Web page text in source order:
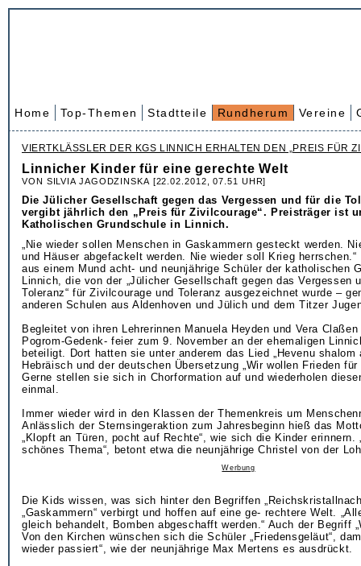
Home Top-Themen Stadtteile Rundherum Vereine
VIERTKLÄSSLER DER KGS LINNICH ERHALTEN DEN „PREIS FÜR
Linnicher Kinder für eine gerechte Welt
VON SILVIA JAGODZINSKA [22.02.2012, 07.51 UHR]
Die Jülicher Gesellschaft gegen das Vergessen und für die
vergibt jährlich den „Preis für Zivilcourage“. Preisträger ist
Katholischen Grundschule in Linnich.
„Nie wieder sollen Menschen in Gaskammern gesteckt werden.
und Häuser abgefackelt werden. Nie wieder soll Krieg herrschen.“
aus einem Mund acht- und neunjährige Schüler der katholischen
Linnich, die von der „Jülicher Gesellschaft gegen das Vergessen
Toleranz“ für Zivilcourage und Toleranz ausgezeichnet wurde –
anderen Schulen aus Aldenhoven und Jülich und dem Titzer
Begleitet von ihren Lehrerinnen Manuela Heyden und Vera
Pogrom-Gedenk- feier zum 9. November an der ehemaligen
beteiligt. Dort hatten sie unter anderem das Lied „Hevenu shalom
Hebräisch und der deutschen Übersetzung „Wir wollen Frieden für
Gerne stellen sie sich in Chorformation auf und wiederholen
einmal.
Immer wieder wird in den Klassen der Themenkreis um
Anlässlich der Sternsingeraktion zum Jahresbeginn hieß das
„Klopft an Türen, pocht auf Rechte“, wie sich die Kinder erinnern.
schönes Thema“, betont etwa die neunjährige Christel von der
Werbung
Die Kids wissen, was sich hinter den Begriffen
„Gaskammern“ verbirgt und hoffen auf eine ge- rechtere Welt.
gleich behandelt, Bomben abgeschafft werden.“ Auch der Begriff
Von den Kirchen wünschen sich die Schüler „Friedensgeläut“,
wieder passiert“, wie der neunjährige Max Mertens es ausdrückt.